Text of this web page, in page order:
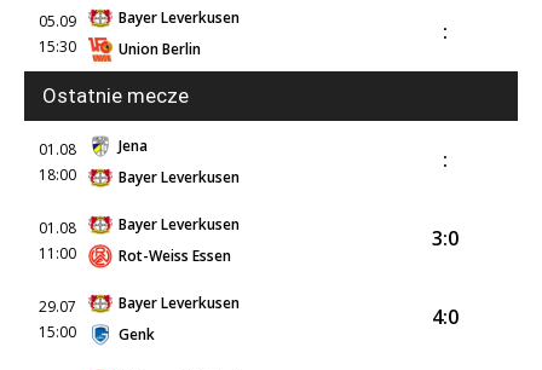
05.09
15:30
Bayer Leverkusen
Union Berlin
:
Ostatnie mecze
01.08
18:00
Jena
Bayer Leverkusen
:
01.08
11:00
Bayer Leverkusen
Rot-Weiss Essen
3:0
29.07
15:00
Bayer Leverkusen
Genk
4:0